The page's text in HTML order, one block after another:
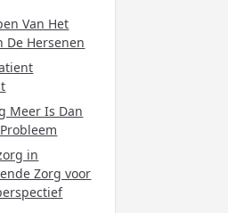
Van Het
De Hersenen
Meer Is Dan
in
Zorg voor